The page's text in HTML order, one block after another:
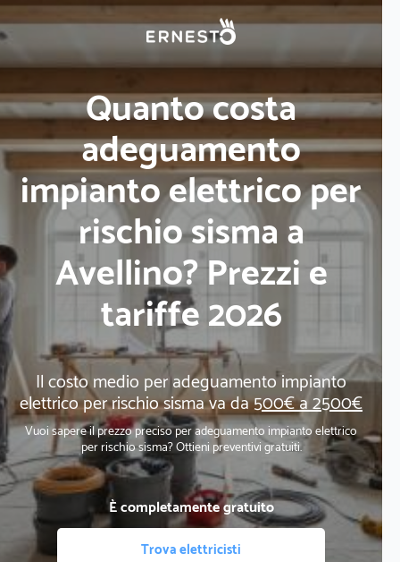
Quanto costa
adeguamento
impianto elettrico per
rischio sisma a
Avellino? Prezzi e
tariffe 2026
Il costo medio per adeguamento impianto
elettrico per rischio sisma va da500€ a 2500€
Vuoi sapere il prezzo preciso per adeguamento impianto elettrico
per rischio sisma? Ottieni preventivi gratuiti.
È completamente gratuito
Trova elettricisti